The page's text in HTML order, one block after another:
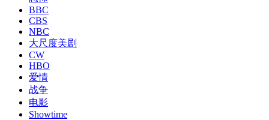
BBC
CBS
NBC
大尺度美剧
CW
HBO
爱情
战争
电影
Showtime